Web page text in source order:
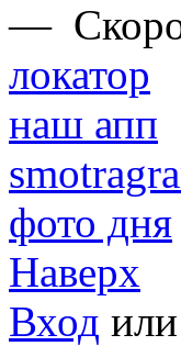
—
локатор
наш апп
фото дня
Наверх
Вход или